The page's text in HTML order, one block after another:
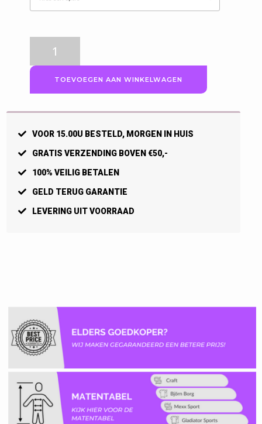
Core
Midlayer,
Bosgroen
TOEVOEGEN AAN WINKELWAGEN
VOOR 15.00U BESTELD, MORGEN IN HUIS
GRATIS VERZENDING BOVEN €50,-
100% VEILIG BETALEN
GELD TERUG GARANTIE
LEVERING UIT VOORRAAD